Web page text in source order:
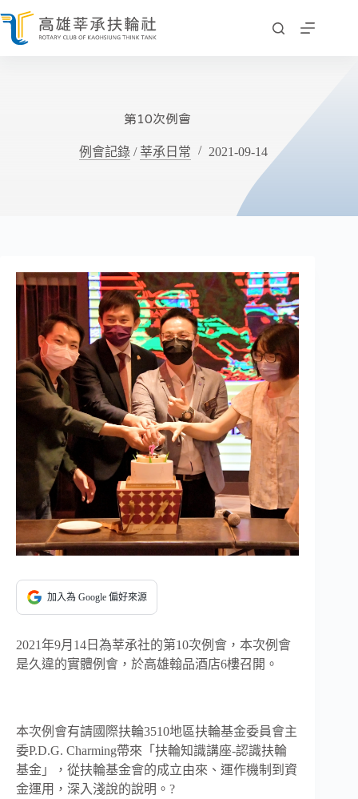
至
第10次例會
例會記錄 / 莘承日常 2021-09-14
加入為 Google 偏好來源
2021年9月14日為莘承社的第10次例會，本次例會
是久違的實體例會，於高雄翰品酒店6樓召開。
本次例會有請國際扶輪3510地區扶輪基金委員會主
委P.D.G. Charming帶來「扶輪知識講座-認識扶輪
基金」，從扶輪基金會的成立由來、運作機制到資
金運用，深入淺說的說明。?